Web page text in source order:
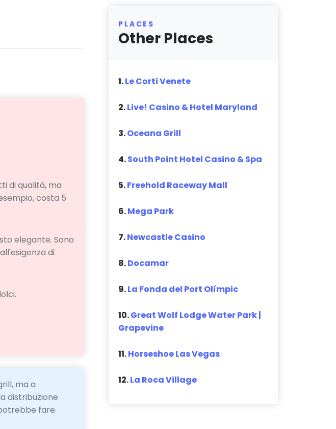
di qualità, ma
costa 5
elegante. Sono
di
ma a
distribuzione
fare
PLACES
Other Places
1.Le Corti Venete
2.Live! Casino & Hotel Maryland
3.Oceana Grill
4.South Point Hotel Casino & Spa
5.Freehold Raceway Mall
6.Mega Park
7.Newcastle Casino
8.Docamar
9.La Fonda del Port Olímpic
10.Great Wolf Lodge Water Park |
Grapevine
11.Horseshoe Las Vegas
12.La Roca Village